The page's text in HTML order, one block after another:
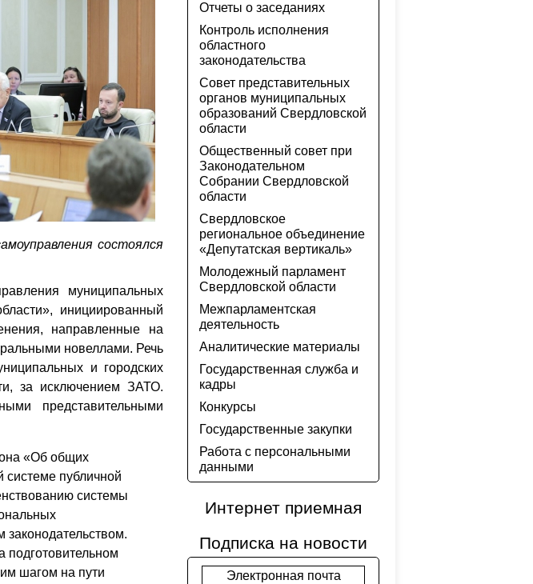
состоялся
муниципальных
инициированный
направленные на
новеллами. Речь
и городских
за исключением ЗАТО.
представительными
«Об общих
системе публичной
системы
подготовительном
шагом на пути
Отчеты о заседаниях
Контроль исполнения
областного
законодательства
Совет представительных
органов муниципальных
образований Свердловской
области
Общественный совет при
Законодательном
Собрании Свердловской
области
Свердловское
региональное объединение
«Депутатская вертикаль»
Молодежный парламент
Свердловской области
Межпарламентская
деятельность
Аналитические материалы
Государственная служба и
кадры
Конкурсы
Государственные закупки
Работа с персональными
данными
Интернет приемная
Подписка на новости
Электронная почта